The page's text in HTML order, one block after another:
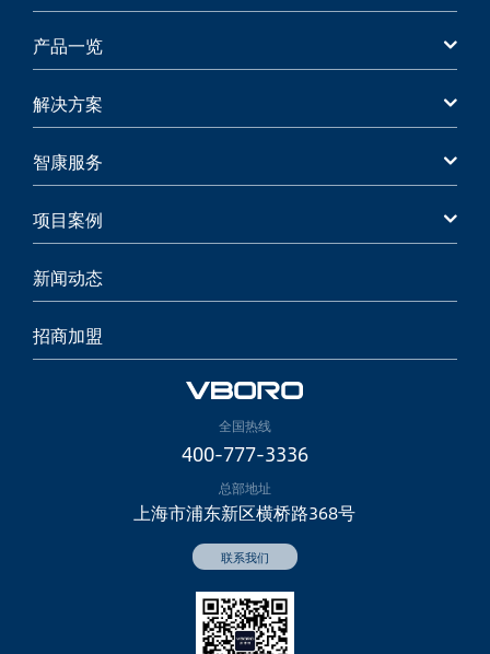
产品一览
解决方案
智康服务
项目案例
新闻动态
招商加盟
全国热线
400-777-3336
总部地址
上海市浦东新区横桥路368号